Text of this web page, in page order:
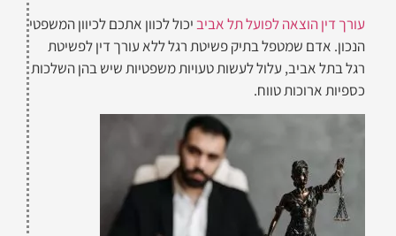
עורך דין הוצאה לפועל תל אביביכול לכוון אתכם לכיוון המשפטי
הנכון. אדם שמטפל בתיק פשיטת רגל ללא עורך דין לפשיטת
רגל בתל אביב, עלול לעשות טעויות משפטיות שיש בהן השלכות
כספיות ארוכות טווח.